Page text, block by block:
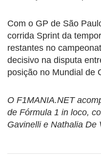
Com o GP de São
corrida Sprint da
restantes no
decisivo na disputa
posição no Mundial de
O F1MANIA.NET
de Fórmula 1 in loco,
Gavinelli e Nathalia De